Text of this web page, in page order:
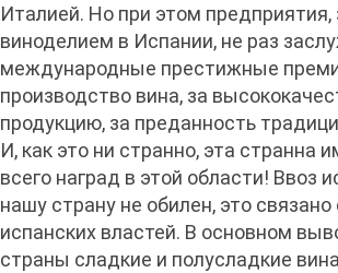
Италией. Но при этом
виноделием в Испании, не раз
международные престижные
производство вина, за
продукцию, за преданность
И, как это ни странно, эта странна
всего наград в этой области! Ввоз
нашу страну не обилен, это связано
испанских властей. В основном
страны сладкие и полусладкие